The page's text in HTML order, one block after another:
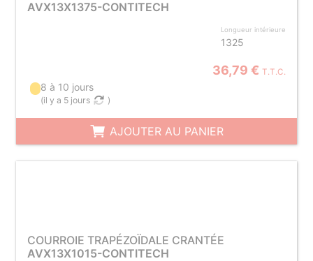
AVX13X1375-CONTITECH
Longueur intérieure
1325
36,79 € T.T.C.
8 à 10 jours
(il y a 5 jours )
AJOUTER AU PANIER
COURROIE TRAPÉZOÏDALE CRANTÉE
AVX13X1015-CONTITECH